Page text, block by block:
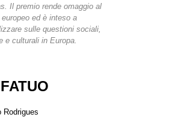
Il premio rende omaggio al
ed è inteso a
sulle questioni sociali,
e culturali in Europa.
Rodrigues